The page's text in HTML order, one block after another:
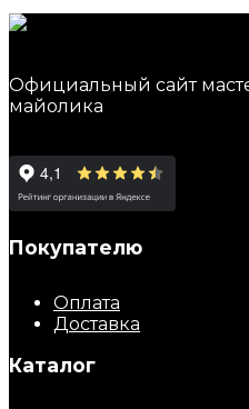
Официальный сайт
майолика
Покупателю
Оплата
Доставка
Каталог